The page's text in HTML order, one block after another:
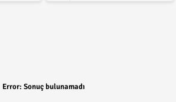
Error: Sonuç bulunamadı